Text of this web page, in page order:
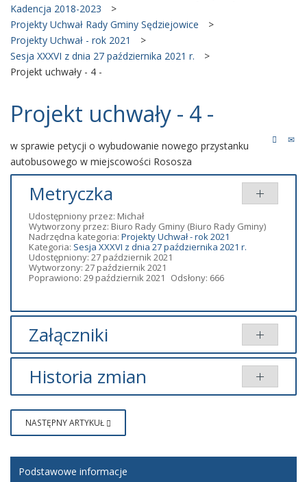
Kadencja 2018-2023
>
Projekty Uchwał Rady Gminy Sędziejowice
>
Projekty Uchwał - rok 2021
>
Sesja XXXVI z dnia 27 października 2021 r.
>
Projekt uchwały - 4 -
Projekt uchwały - 4 -
w sprawie petycji o wybudowanie nowego przystanku
autobusowego w miejscowości Rososza
Metryczka
Udostępniony przez: Michał
Wytworzony przez: Biuro Rady Gminy (Biuro Rady Gminy)
Nadrzędna kategoria: Projekty Uchwał - rok 2021
Kategoria: Sesja XXXVI z dnia 27 października 2021 r.
Udostępniony: 27 październik 2021
Wytworzony: 27 październik 2021
Poprawiono: 29 październik 2021
Odsłony: 666
Załączniki
Tytuł
Dodany
przez
uchwały
Historia zmian
Opis zmian
Artykuł został
Dodane
piątek, 29
2021 07:20
Ułański
NASTĘPNY ARTYKUŁ
Podstawowe informacje